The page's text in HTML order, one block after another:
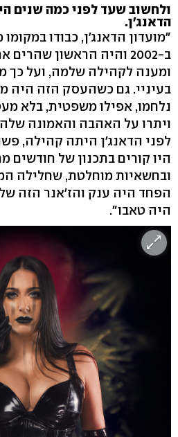
ולחשוב שעד לפני כמה שנים
הדאנג'ן.
"מועדון הדאנג'ן, כבודו
ב-2002 והיה הראשון
ומענה לקהילה שלמה, ועל כך
בעיניי. גם כשהעסק הזה היה
נלחמו, אפילו משפטית, בלא
ויתרו על האהבה והאמונה
לפני הדאנג'ן היתה קהילה,
היו קורים בתכנון של
ובחשאיות מוחלטת, שחלילה
הפחד היה ענק והז'אנר הזה
היה טאבו".